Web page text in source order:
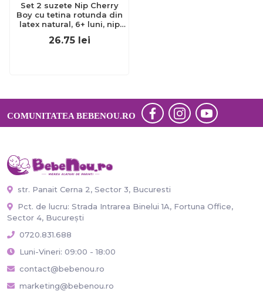
Set 2 suzete Nip Cherry
Boy cu tetina rotunda din
latex natural, 6+ luni, nip
26.75 lei
COMUNITATEA BEBENOU.RO
str. Panait Cerna 2, Sector 3, Bucuresti
Pct. de lucru: Strada Intrarea Binelui 1A, Fortuna Office,
Sector 4, București
0720.831.688
Luni-Vineri: 09:00 - 18:00
contact@bebenou.ro
marketing@bebenou.ro